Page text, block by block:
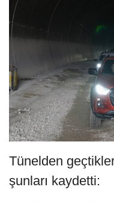
Tünelden
şunları kaydetti: